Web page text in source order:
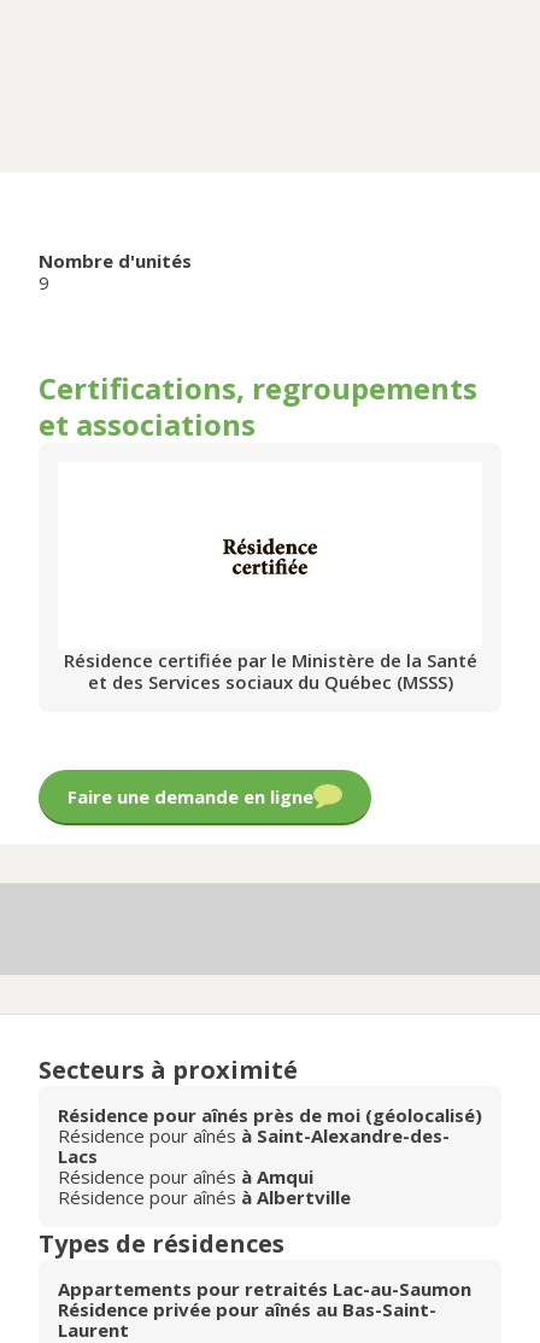
Nombre d'unités
9
Certifications, regroupements
et associations
Résidence certifiée par le Ministère de la Santé
et des Services sociaux du Québec (MSSS)
Faire une demande en ligne
Secteurs à proximité
Résidence pour aînés près de moi (géolocalisé)
Résidence pour aînés à Saint-Alexandre-des-
Lacs
Résidence pour aînés à Amqui
Résidence pour aînés à Albertville
Types de résidences
Appartements pour retraités Lac-au-Saumon
Résidence privée pour aînés au Bas-Saint-
Laurent